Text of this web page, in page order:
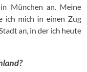
München an. Meine
ich mich in einen Zug
an, in der ich heute